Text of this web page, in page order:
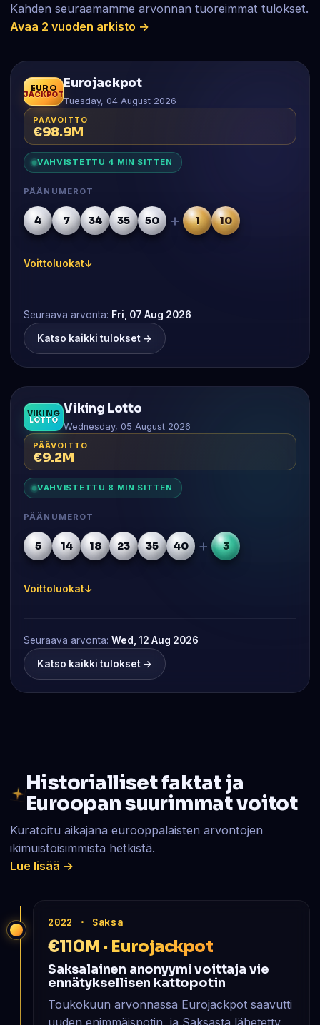
Kahden seuraamamme arvonnan tuoreimmat tulokset.
Avaa 2 vuoden arkisto →
EURO
JACKPOT
Eurojackpot
Tuesday, 04 August 2026
PÄÄVOITTO
€98.9M
VAHVISTETTU 4 MIN SITTEN
PÄÄNUMEROT
4 7 34 35 50 + 1 10
Voittoluokat
Seuraava arvonta: Fri, 07 Aug 2026
Katso kaikki tulokset →
VIKING
LOTTO
Viking Lotto
Wednesday, 05 August 2026
PÄÄVOITTO
€9.2M
VAHVISTETTU 8 MIN SITTEN
PÄÄNUMEROT
5 14 18 23 35 40 + 3
Voittoluokat
Seuraava arvonta: Wed, 12 Aug 2026
Katso kaikki tulokset →
Historialliset faktat ja
Euroopan suurimmat voitot
Kuratoitu aikajana eurooppalaisten arvontojen
ikimuistoisimmista hetkistä.
Lue lisää →
2022 · Saksa
€110M · Eurojackpot
Saksalainen anonyymi voittaja vie
ennätyksellisen kattopotin
Toukokuun arvonnassa Eurojackpot saavutti
uuden enimmäispotin, ja Saksasta lähetetty